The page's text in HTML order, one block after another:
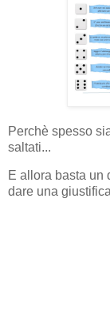
Perchè spesso
saltati...
E allora basta un
dare una